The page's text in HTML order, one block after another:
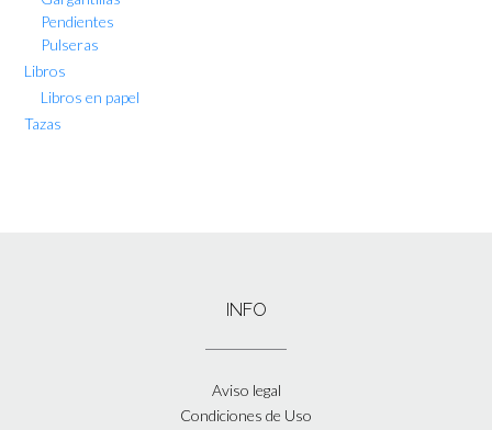
Pendientes
Pulseras
Libros
Libros en papel
Tazas
INFO
Aviso legal
Condiciones de Uso